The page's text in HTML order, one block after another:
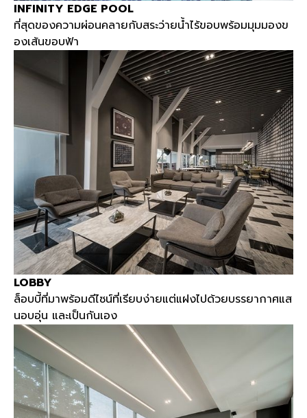
INFINITY EDGE POOL
ที่สุดของความผ่อนคลายกับสระว่ายน้ำไร้ขอบพร้อมมุมมองข
องเส้นขอบฟ้า
LOBBY
ล็อบบี้ที่มาพร้อมดีไซน์ที่เรียบง่ายแต่แฝงไปด้วยบรรยากาศแส
นอบอุ่น และเป็นกันเอง